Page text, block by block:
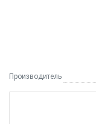
Производитель